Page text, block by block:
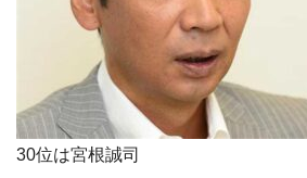
30位は宮根誠司